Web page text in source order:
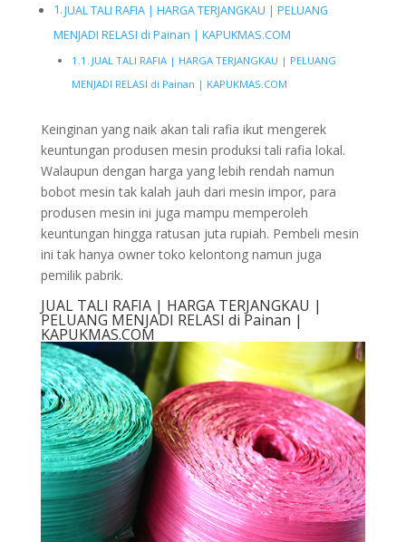
JUAL TALI RAFIA | HARGA TERJANGKAU | PELUANG
MENJADI RELASI di Painan | KAPUKMAS.COM
JUAL TALI RAFIA | HARGA TERJANGKAU | PELUANG
MENJADI RELASI di Painan | KAPUKMAS.COM
Keinginan yang naik akan tali rafia ikut mengerek
keuntungan produsen mesin produksi tali rafia lokal.
Walaupun dengan harga yang lebih rendah namun
bobot mesin tak kalah jauh dari mesin impor, para
produsen mesin ini juga mampu memperoleh
keuntungan hingga ratusan juta rupiah. Pembeli mesin
ini tak hanya owner toko kelontong namun juga
pemilik pabrik.
JUAL TALI RAFIA | HARGA TERJANGKAU |
PELUANG MENJADI RELASI di Painan |
KAPUKMAS.COM